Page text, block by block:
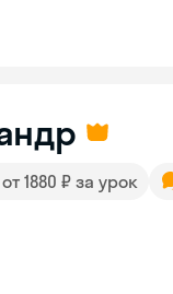
от 1880 ₽ за урок